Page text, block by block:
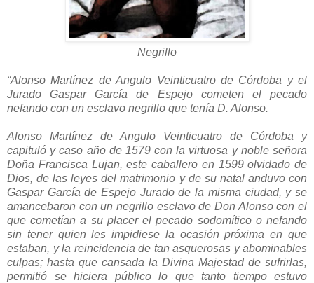
Negrillo
“Alonso Martínez de Angulo Veinticuatro de Córdoba y el
Jurado Gaspar García de Espejo cometen el pecado
nefando con un esclavo negrillo que tenía D. Alonso.
Alonso Martínez de Angulo Veinticuatro de Córdoba y
capituló y caso año de 1579 con la virtuosa y noble señora
Doña Francisca Lujan, este caballero en 1599 olvidado de
Dios, de las leyes del matrimonio y de su natal anduvo con
Gaspar García de Espejo Jurado de la misma ciudad, y se
amancebaron con un negrillo esclavo de Don Alonso con el
que cometían a su placer el pecado sodomítico o nefando
sin tener quien les impidiese la ocasión próxima en que
estaban, y la reincidencia de tan asquerosas y abominables
culpas; hasta que cansada la Divina Majestad de sufrirlas,
permitió se hiciera público lo que tanto tiempo estuvo